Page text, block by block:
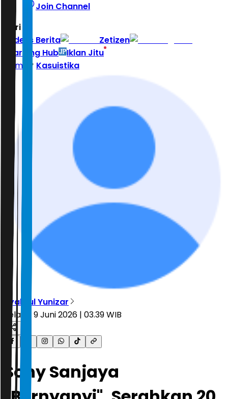
Join Channel
Hari ini
Indeks Berita
Zetizen
Learning Hub
Iklan Jitu
Home
Kasuistika
Syahrul Yunizar
Selasa, 9 Juni 2026 | 03.39 WIB
Sony Sanjaya